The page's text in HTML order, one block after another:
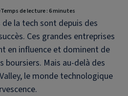
Temps de lecture : 6 minutes
la tech sont depuis des
Ces grandes entreprises
en influence et dominent de
boursiers. Mais au-delà des
le monde technologique